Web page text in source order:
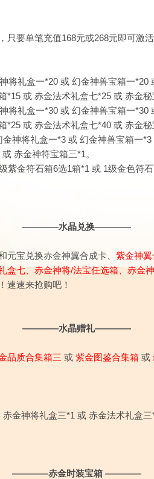
只要单笔充值168元或268元即可激
将礼盒一*20 或 幻金神兽宝箱一*20
*15 或 赤金法术礼盒七*25 或 赤金
将礼盒一*30 或 幻金神兽宝箱一*30
*25 或 赤金法术礼盒七*40 或 赤金
神将礼盒一*3 或 幻金神兽宝箱一
赤金神符宝箱三*1。
紫金符石箱6选1箱*1 或 1级金色符
————水晶兑换————
元宝兑换赤金神翼合成卡、 紫金神
盒七、赤金神将/法宝任选箱、赤金
速速来抢购吧！
————水晶赠礼————
品质合集箱三 或 紫金图鉴合集箱 或
金神将礼盒三*1 或 赤金法术礼盒
————赤金时装宝箱 ————